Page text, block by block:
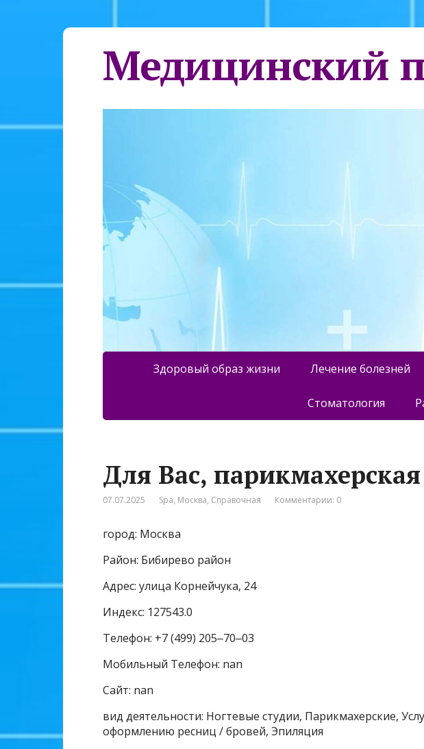
Медицинский
Здоровый образ жизни Лечение болезней
Стоматология
Для Вас,
07.07.2025 Spa, Москва, Справочная Комментарии: 0
город: Москва
Район: Бибирево район
Адрес: улица Корнейчука, 24
Индекс: 127543.0
Телефон: +7 (499) 205‒70‒03
Мобильный Телефон: nan
Сайт: nan
вид деятельности: Ногтевые студии, Парикмахерские,
оформлению ресниц / бровей, Эпиляция